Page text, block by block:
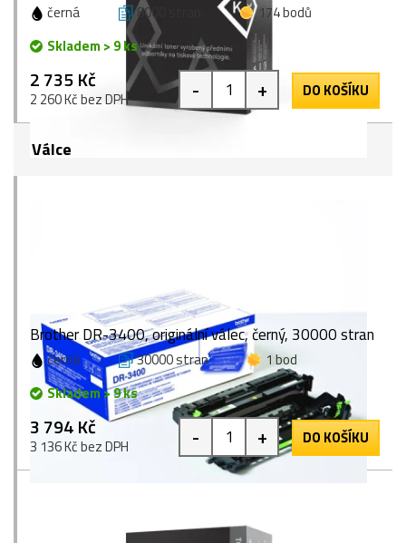
černá 8000 stran
174 bodů
Skladem > 9 ks
2 735 Kč
2 260 Kč bez DPH - + DO KOŠÍKU
Válce
Brother DR-3400, originální válec, černý, 30000 stran
černá 30000 stran
1 bod
Skladem > 9 ks
3 794 Kč
3 136 Kč bez DPH - + DO KOŠÍKU